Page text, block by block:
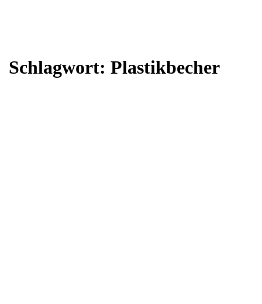
Schlagwort: Plastikbecher